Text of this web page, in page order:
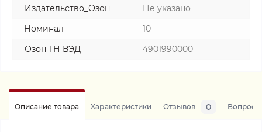
Издательство_Озон
Не указано
Номинал
10
Озон ТН ВЭД
4901990000
Описание товара Характеристики Отзывов 0 Вопросы